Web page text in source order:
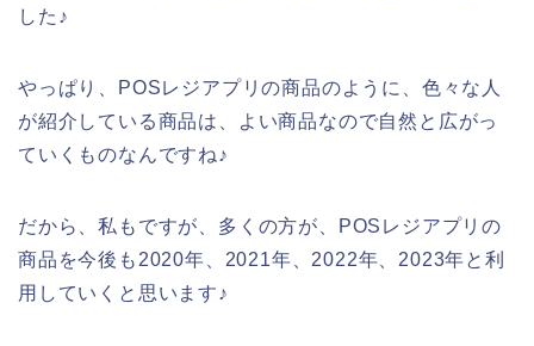
した♪
やっぱり、POSレジアプリの商品のように、色々な人
が紹介している商品は、よい商品なので自然と広がっ
ていくものなんですね♪
だから、私もですが、多くの方が、POSレジアプリの
商品を今後も2020年、2021年、2022年、2023年と利
用していくと思います♪